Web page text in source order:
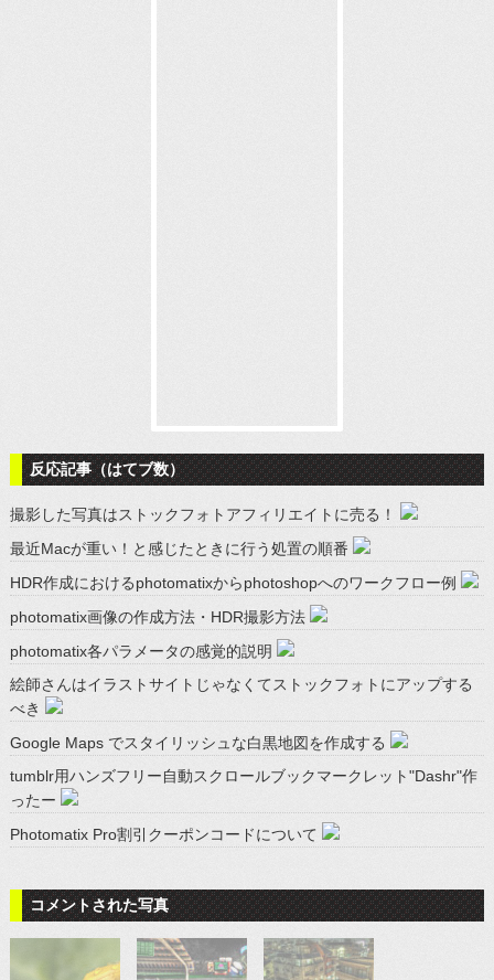
反応記事（はてブ数）
撮影した写真はストックフォトアフィリエイトに売る！
最近Macが重い！と感じたときに行う処置の順番
HDR作成におけるphotomatixからphotoshopへのワークフロー例
photomatix画像の作成方法・HDR撮影方法
photomatix各パラメータの感覚的説明
絵師さんはイラストサイトじゃなくてストックフォトにアップする
べき
Google Maps でスタイリッシュな白黒地図を作成する
tumblr用ハンズフリー自動スクロールブックマークレット"Dashr"作
ったー
Photomatix Pro割引クーポンコードについて
コメントされた写真